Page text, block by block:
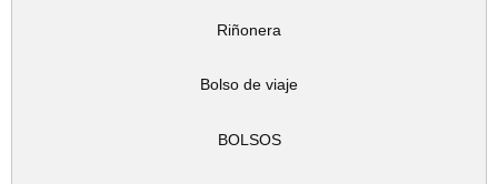
Riñonera
Bolso de viaje
BOLSOS